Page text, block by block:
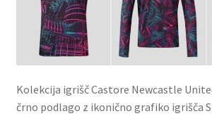
Kolekcija igrišč Castore Newcastle
črno podlago z ikonično grafiko igrišča